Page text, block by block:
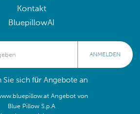
Kontakt
BluepillowAI
ANMELDEN
Sie sich für Angebote an
Angebot von
Blue Pillow S.p.A